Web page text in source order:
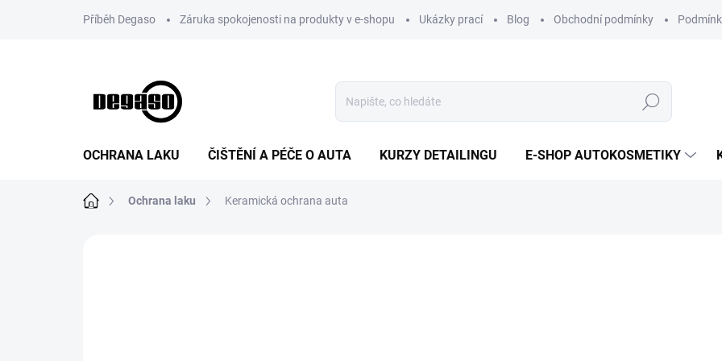
Příběh Degaso Záruka spokojenosti na produkty v e-shopu Ukázky prací Blog Obchodní podmínky
Hledat
OCHRANA LAKU ČIŠTĚNÍ A PÉČE O AUTA KURZY DETAILINGU E-SHOP AUTOKOSMETIKY
Domů Ochrana laku Keramická ochrana auta